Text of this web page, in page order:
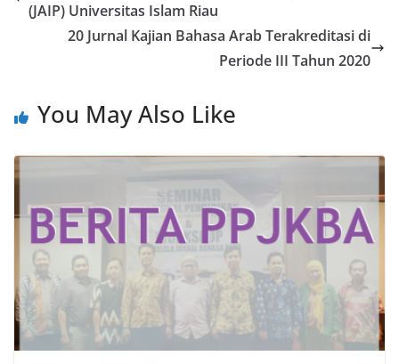
(JAIP) Universitas Islam Riau
20 Jurnal Kajian Bahasa Arab Terakreditasi di
Periode III Tahun 2020
You May Also Like